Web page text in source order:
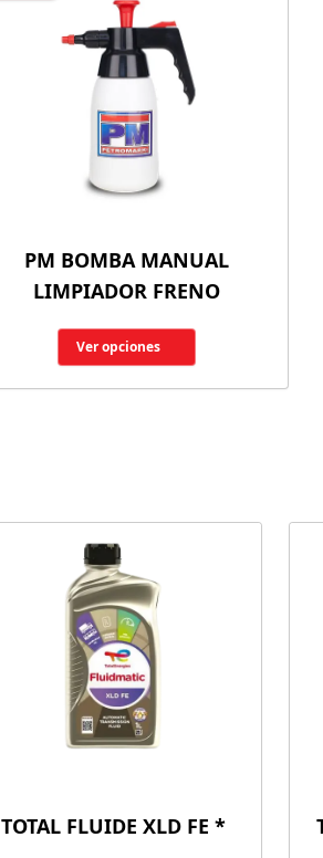
PM BOMBA MANUAL
LIMPIADOR FRENO
Ver opciones
TOTAL FLUIDE XLD FE *